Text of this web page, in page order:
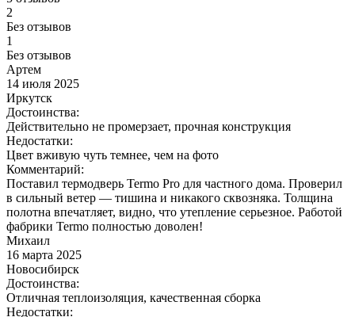
2
Без отзывов
1
Без отзывов
Артем
14 июля 2025
Иркутск
Достоинства:
Действительно не промерзает, прочная конструкция
Недостатки:
Цвет вживую чуть темнее, чем на фото
Комментарий:
Поставил термодверь Termo Pro для частного дома. Проверил
в сильный ветер — тишина и никакого сквозняка. Толщина
полотна впечатляет, видно, что утепление серьезное. Работой
фабрики Termo полностью доволен!
Михаил
16 марта 2025
Новосибирск
Достоинства:
Отличная теплоизоляция, качественная сборка
Недостатки: